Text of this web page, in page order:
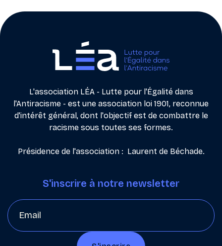
L'association LÉA - Lutte pour l'Égalité dans
l'Antiracisme - est une association loi 1901, reconnue
d'intérêt général, dont l'objectif est de combattre le
racisme sous toutes ses formes.
Présidence de l'association : Laurent de Béchade.
S'inscrire à notre newsletter